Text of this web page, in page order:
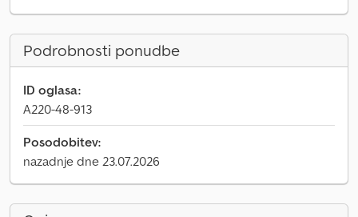
Podrobnosti ponudbe
ID oglasa:
A220-48-913
Posodobitev:
nazadnje dne 23.07.2026